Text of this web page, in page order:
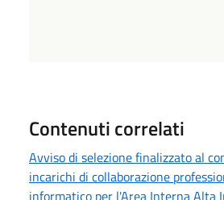
Contenuti correlati
Avviso di selezione finalizzato al
incarichi di collaborazione
informatico per l'Area Interna Alta